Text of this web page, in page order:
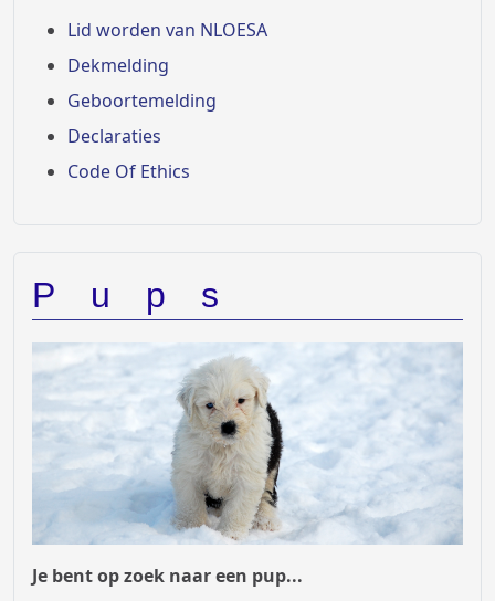
Lid worden van NLOESA
Dekmelding
Geboortemelding
Declaraties
Code Of Ethics
Pups
Je bent op zoek naar een pup...